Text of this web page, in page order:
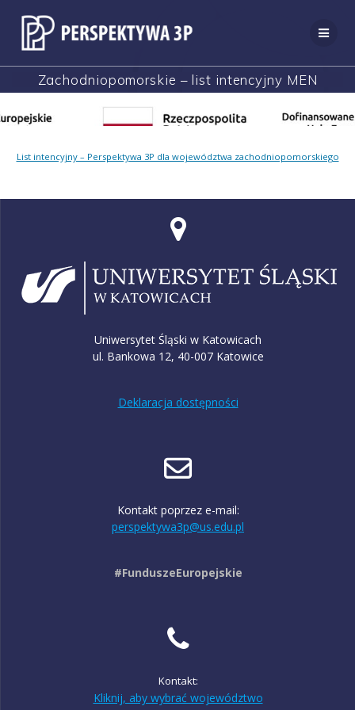
do
treści
Zachodniopomorskie – list intencyjny MEN
List intencyjny – Perspektywa 3P dla województwa zachodniopomorskiego
Uniwersytet Śląski w Katowicach
ul. Bankowa 12, 40-007 Katowice
Deklaracja dostępności
Kontakt poprzez e-mail:
perspektywa3p@us.edu.pl
#FunduszeEuropejskie
Kontakt:
Kliknij, aby wybrać województwo